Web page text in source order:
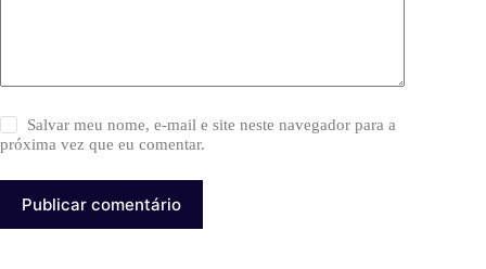
Salvar meu nome, e-mail e site neste navegador para a
próxima vez que eu comentar.
Publicar comentário